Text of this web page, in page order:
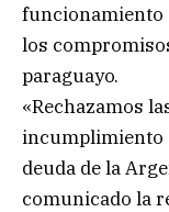
funcionamiento
los
paraguayo.
«Rechazamos
incumplimiento
deuda de la
comunicado la